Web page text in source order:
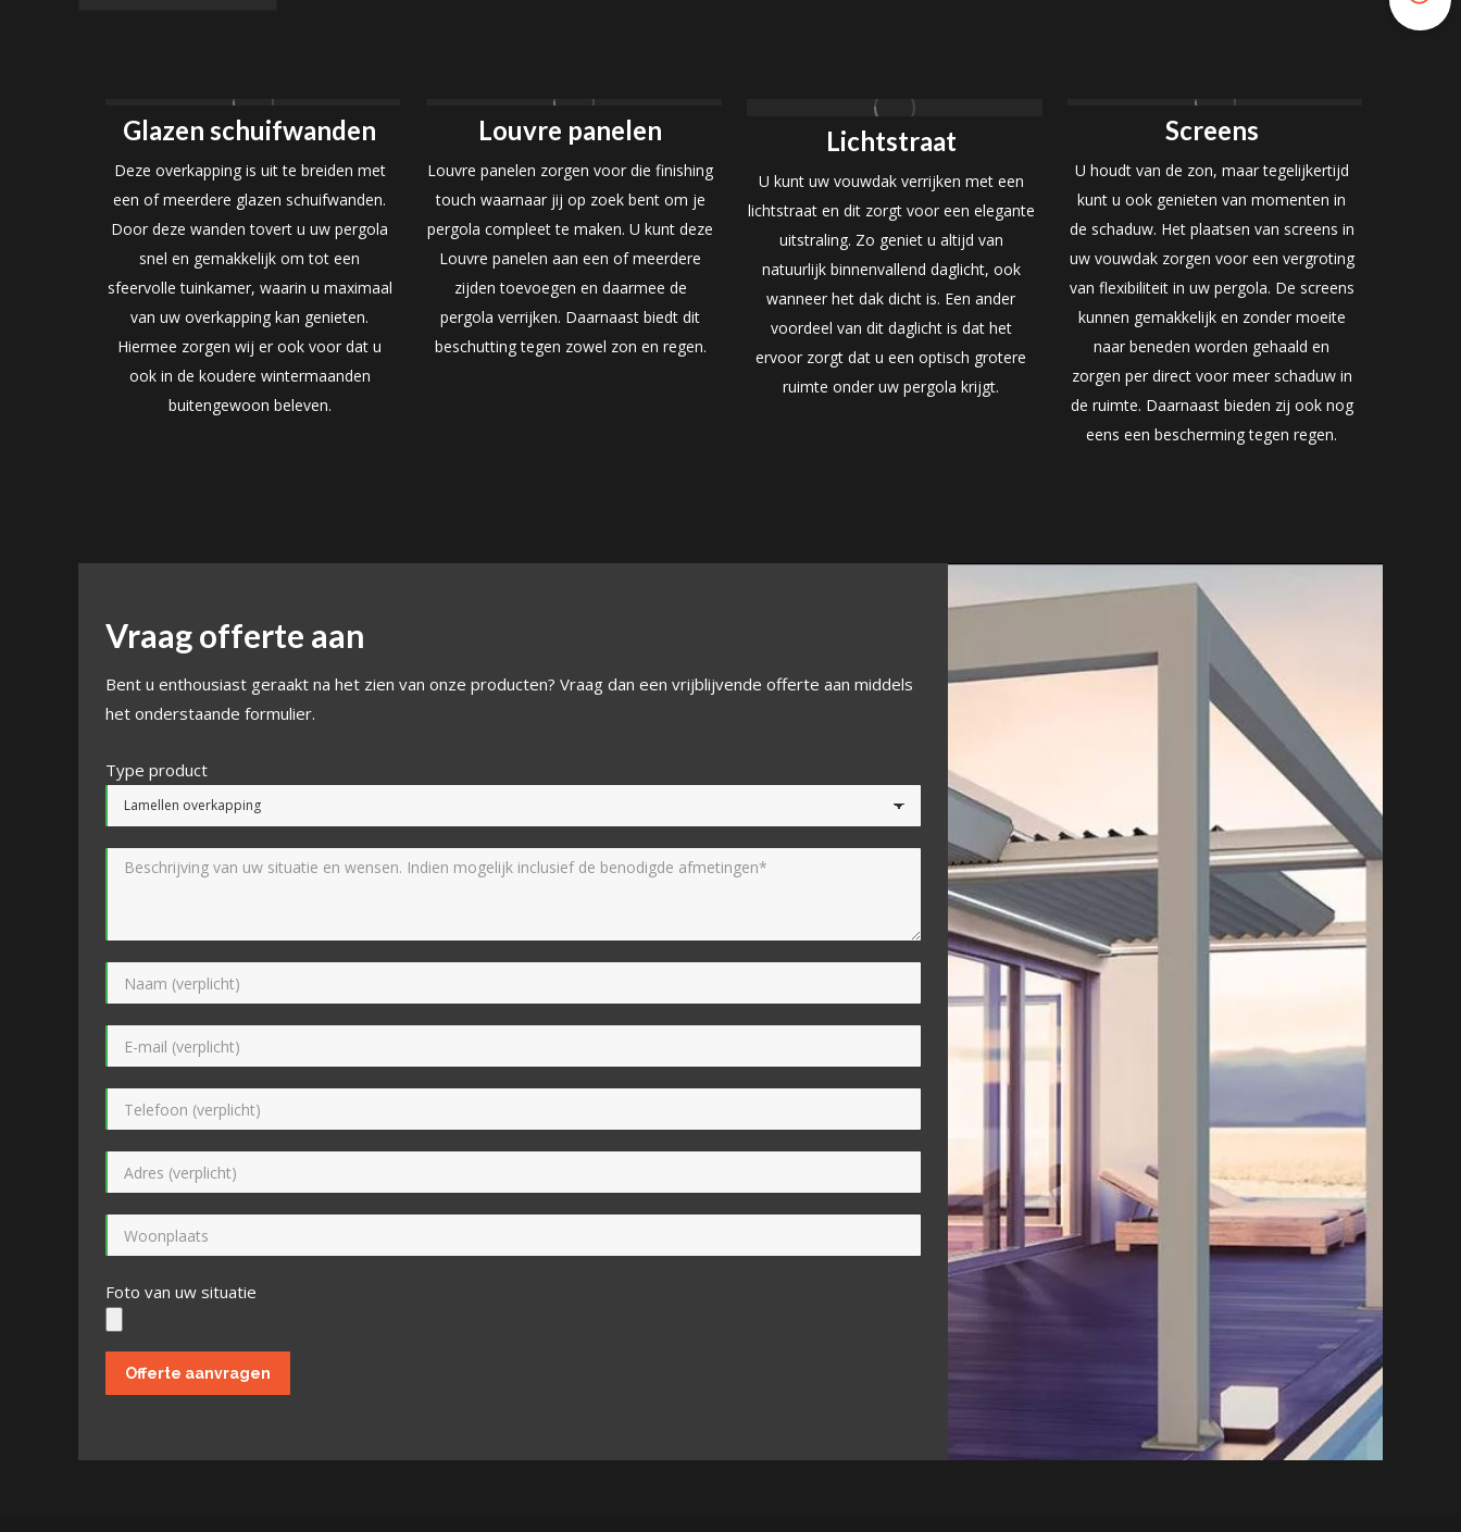
Glazen schuifwanden
Deze overkapping is uit te breiden met
een of meerdere glazen schuifwanden.
Door deze wanden tovert u uw pergola
snel en gemakkelijk om tot een
sfeervolle tuinkamer, waarin u maximaal
van uw overkapping kan genieten.
Hiermee zorgen wij er ook voor dat u
ook in de koudere wintermaanden
buitengewoon beleven.
Louvre panelen
Louvre panelen zorgen voor die finishing
touch waarnaar jij op zoek bent om je
pergola compleet te maken. U kunt deze
Louvre panelen aan een of meerdere
zijden toevoegen en daarmee de
pergola verrijken. Daarnaast biedt dit
beschutting tegen zowel zon en regen.
Lichtstraat
U kunt uw vouwdak verrijken met een
lichtstraat en dit zorgt voor een elegante
uitstraling. Zo geniet u altijd van
natuurlijk binnenvallend daglicht, ook
wanneer het dak dicht is. Een ander
voordeel van dit daglicht is dat het
ervoor zorgt dat u een optisch grotere
ruimte onder uw pergola krijgt.
Screens
U houdt van de zon, maar tegelijkertijd
kunt u ook genieten van momenten in
de schaduw. Het plaatsen van screens in
uw vouwdak zorgen voor een vergroting
van flexibiliteit in uw pergola. De screens
kunnen gemakkelijk en zonder moeite
naar beneden worden gehaald en
zorgen per direct voor meer schaduw in
de ruimte. Daarnaast bieden zij ook nog
eens een bescherming tegen regen.
Vraag offerte aan
Bent u enthousiast geraakt na het zien van onze producten? Vraag dan een vrijblijvende offerte aan middels
het onderstaande formulier.
Type product
Foto van uw situatie